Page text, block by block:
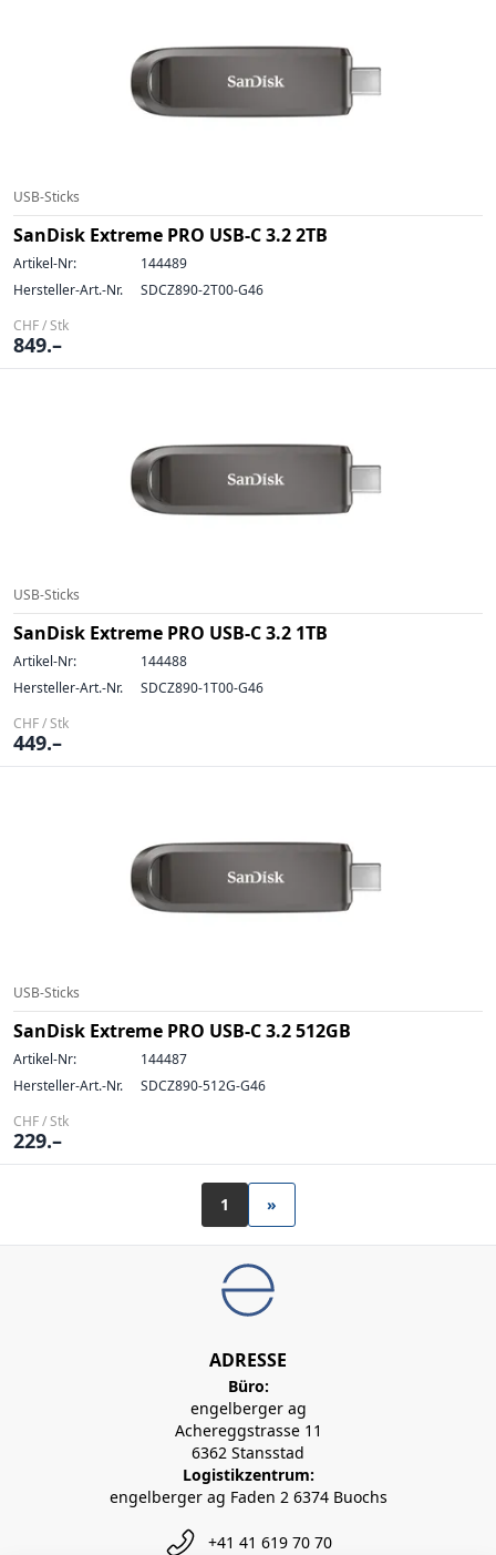
USB-Sticks
SanDisk Extreme PRO USB-C 3.2 2TB
Artikel-Nr:
144489
Hersteller-Art.-Nr.
SDCZ890-2T00-G46
CHF / Stk
849.–
USB-Sticks
SanDisk Extreme PRO USB-C 3.2 1TB
Artikel-Nr:
144488
Hersteller-Art.-Nr.
SDCZ890-1T00-G46
CHF / Stk
449.–
USB-Sticks
SanDisk Extreme PRO USB-C 3.2 512GB
Artikel-Nr:
144487
Hersteller-Art.-Nr.
SDCZ890-512G-G46
CHF / Stk
229.–
1 »
ADRESSE
Büro:
engelberger ag
Achereggstrasse 11
6362 Stansstad
Logistikzentrum:
engelberger ag Faden 2 6374 Buochs
+41 41 619 70 70